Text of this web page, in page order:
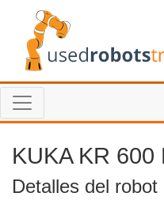
KUKA KR 600
Detalles del robot